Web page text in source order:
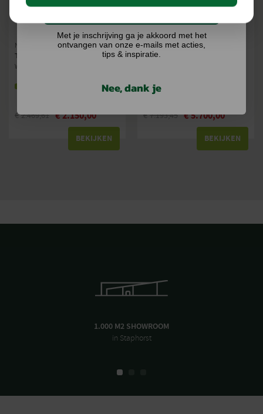
Netspanning (V/Hz): 400/50
Type hogedrukreiniger: Koudwater
Wateropbrengst (ltr/uur): 500 - 900
€ 2.469,61 €2.150,00
BEKIJKEN
Netspanning (V/Hz): 400/50
Type hogedrukreiniger: Warmwater
Levering binnen 3 tot 7
werkdagen
€ 7.193,45 €5.700,00
BEKIJKEN
1.000 M2 SHOWROOM
in Staphorst
Ik doe graag mee!
Met je inschrijving ga je akkoord met het
ontvangen van onze e-mails met acties,
tips & inspiratie.
Nee, dank je